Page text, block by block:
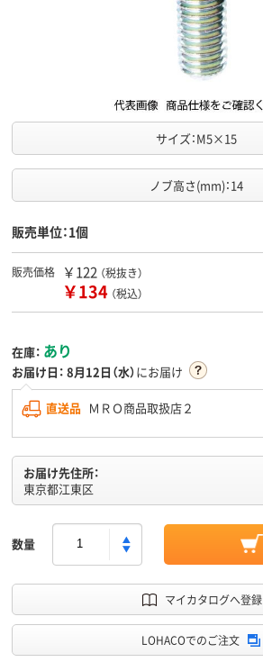
サイズ：M5×15
ノブ高さ(mm)：14
販売単位：1個
販売価格 ￥122 （税抜き）
￥134 （税込）
在庫： あり
お届け日： 8月12日（水）にお届け
直送品 ＭＲＯ商品取扱店２
お届け先住所：
東京都江東区
数量
マイカタログへ登録
LOHACOでのご注文